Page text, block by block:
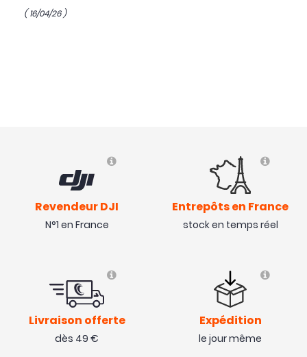
( 16/04/26 )
Revendeur DJI
N°1 en France
Entrepôts en France
stock en temps réel
Livraison offerte
dès 49 €
Expédition
le jour même